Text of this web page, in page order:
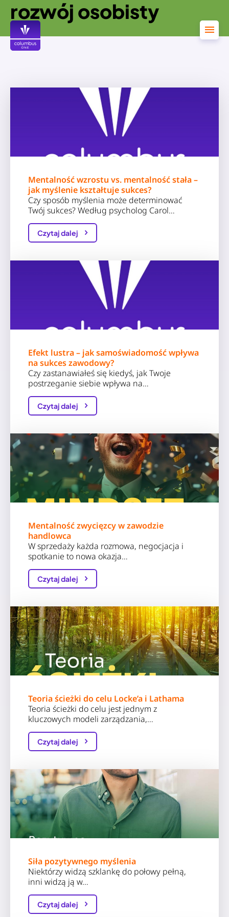
treści
rozwój osobisty
Mentalność wzrostu vs. mentalność stała –
jak myślenie kształtuje sukces?
Czy sposób myślenia może determinować
Twój sukces? Według psycholog Carol…
Czytaj dalej
Efekt lustra – jak samoświadomość wpływa
na sukces zawodowy?
Czy zastanawiałeś się kiedyś, jak Twoje
postrzeganie siebie wpływa na…
Czytaj dalej
Mentalność zwycięzcy w zawodzie
handlowca
W sprzedaży każda rozmowa, negocjacja i
spotkanie to nowa okazja…
Czytaj dalej
Teoria ścieżki do celu Locke’a i Lathama
Teoria ścieżki do celu jest jednym z
kluczowych modeli zarządzania,…
Czytaj dalej
Siła pozytywnego myślenia
Niektórzy widzą szklankę do połowy pełną,
inni widzą ją w…
Czytaj dalej